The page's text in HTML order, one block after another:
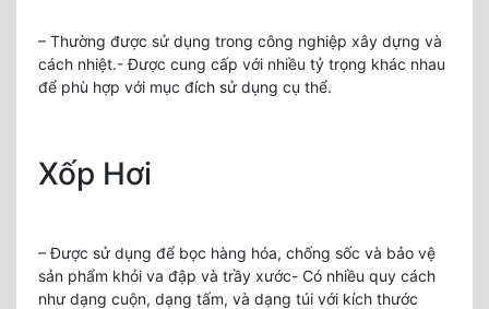
– Thường được sử dụng trong công nghiệp xây dựng và
cách nhiệt.- Được cung cấp với nhiều tỷ trọng khác nhau
để phù hợp với mục đích sử dụng cụ thể.
Xốp Hơi
– Được sử dụng để bọc hàng hóa, chống sốc và bảo vệ
sản phẩm khỏi va đập và trầy xước- Có nhiều quy cách
như dạng cuộn, dạng tấm, và dạng túi với kích thước